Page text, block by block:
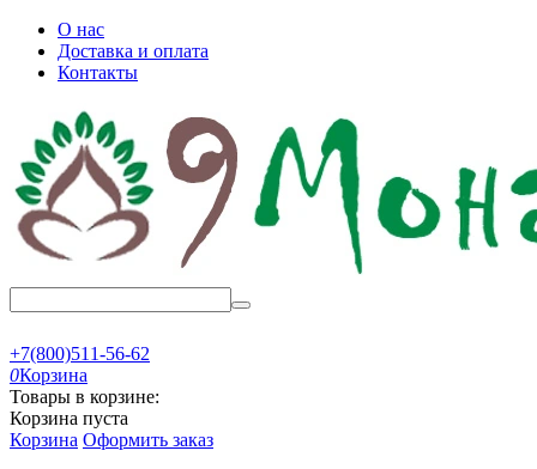
О нас
Доставка и оплата
Контакты
+7(800)511-56-62
0Корзина
Товары в корзине:
Корзина пуста
Корзина Оформить заказ